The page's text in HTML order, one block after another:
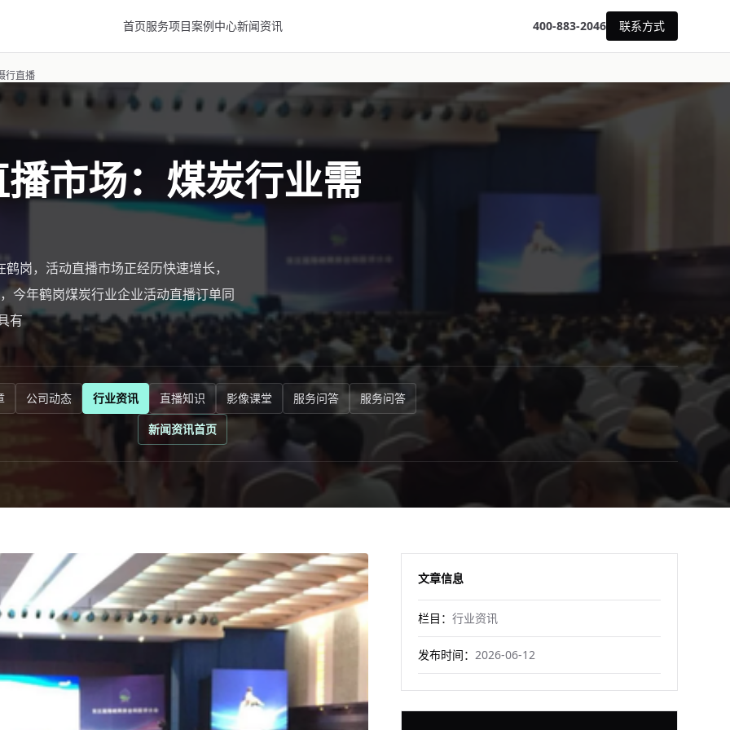
首页服务项目案例中心新闻资讯 400-883-2046 联系方式
行直播
市场：煤炭行业需
岗，活动直播市场正经历快速增长，
今年鹤岗煤炭行业企业活动直播订单同
有
公司动态 行业资讯 直播知识 影像课堂 服务问答
服务问答
新闻资讯首页
文章信息
栏目： 行业资讯
发布时间： 2026-06-12